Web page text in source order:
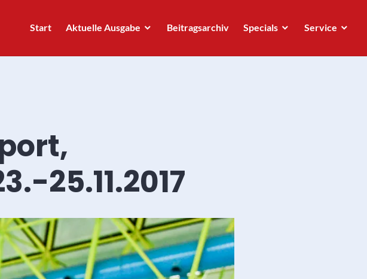
Start Aktuelle Ausgabe Beitragsarchiv Specials Service
25.11.2017